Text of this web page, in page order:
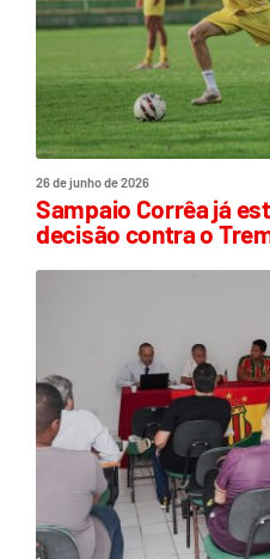
26 de junho de 2026
Sampaio Corrêa já
decisão contra o